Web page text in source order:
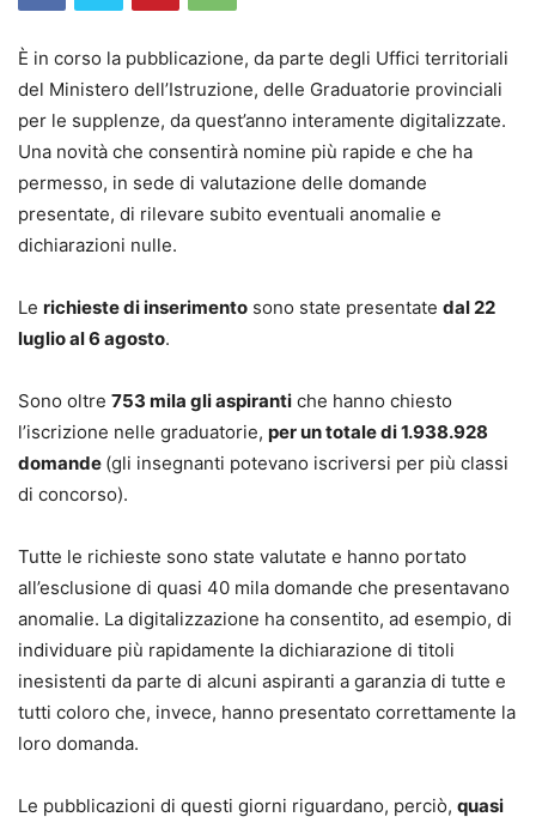
È in corso la pubblicazione, da parte degli Uffici territoriali
del Ministero dell’Istruzione, delle Graduatorie provinciali
per le supplenze, da quest’anno interamente digitalizzate.
Una novità che consentirà nomine più rapide e che ha
permesso, in sede di valutazione delle domande
presentate, di rilevare subito eventuali anomalie e
dichiarazioni nulle.
Le richieste di inserimento sono state presentate dal 22
luglio al 6 agosto.
Sono oltre 753 mila gli aspiranti che hanno chiesto
l’iscrizione nelle graduatorie, per un totale di 1.938.928
domande (gli insegnanti potevano iscriversi per più classi
di concorso).
Tutte le richieste sono state valutate e hanno portato
all’esclusione di quasi 40 mila domande che presentavano
anomalie. La digitalizzazione ha consentito, ad esempio, di
individuare più rapidamente la dichiarazione di titoli
inesistenti da parte di alcuni aspiranti a garanzia di tutte e
tutti coloro che, invece, hanno presentato correttamente la
loro domanda.
Le pubblicazioni di questi giorni riguardano, perciò, quasi